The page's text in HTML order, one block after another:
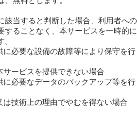
該当すると判断した場合、利用者への
することなく、本サービスを一時的に
に必要な設備の故障等により保守を行
サービスを提供できない場合
に必要なデータのバックアップ等を行
は技術上の理由でやむを得ない場合